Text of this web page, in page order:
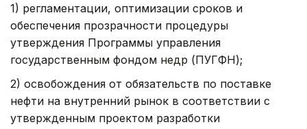
1) регламентации, оптимизации сроков и
обеспечения прозрачности процедуры
утверждения Программы управления
государственным фондом недр (ПУГФН);
2) освобождения от обязательств по поставке
нефти на внутренний рынок в соответствии с
утвержденным проектом разработки